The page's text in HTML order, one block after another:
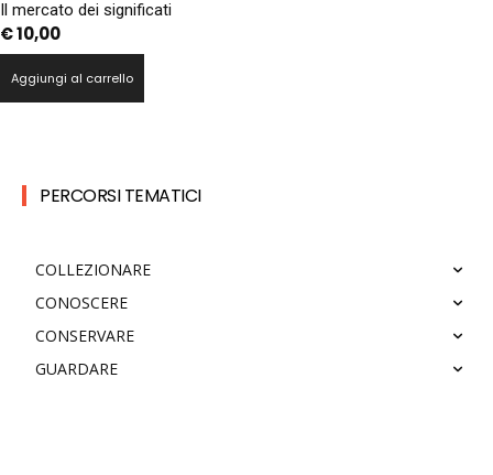
Il mercato dei significati
€10,00
Aggiungi al carrello
PERCORSI TEMATICI
COLLEZIONARE
CONOSCERE
CONSERVARE
GUARDARE